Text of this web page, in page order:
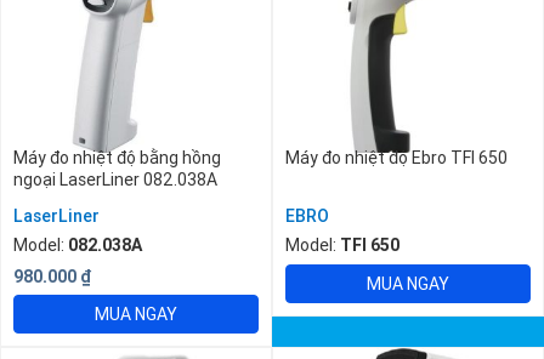
Máy đo nhiệt độ bằng hồng
ngoại LaserLiner 082.038A
LaserLiner
Model: 082.038A
980.000 ₫
MUA NGAY
Máy đo nhiệt độ Ebro TFI 650
EBRO
Model: TFI 650
MUA NGAY